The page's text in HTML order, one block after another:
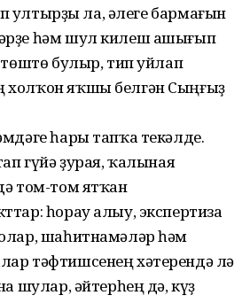
ултырҙы ла, әлеге бармағын
һәм шул килеш ашығып
төштө булыр, тип уйлап
яҡшы белгән Сыңғыҙ
һары тапҡа текәлде.
гүйә ҙурая, ҡалыная
том-том ятҡан
һорау алыу, экспертиза
шаһитнамәләр һәм
тәфтишсенең хәтерендә лә
шулар, әйтерһең дә, күҙ